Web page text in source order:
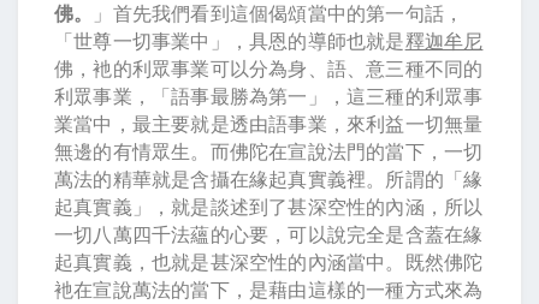
佛。
」首先我們看到這個偈頌當中的第一句話，
「世尊一切事業中」，具恩的導師也就是釋迦牟尼
佛，衪的利眾事業可以分為身、語、意三種不同的
利眾事業，「語事最勝為第一」，這三種的利眾事
業當中，最主要就是透由語事業，來利益一切無量
無邊的有情眾生。而佛陀在宣說法門的當下，一切
萬法的精華就是含攝在緣起真實義裡。所謂的「緣
起真實義」，就是談述到了甚深空性的內涵，所以
一切八萬四千法蘊的心要，可以說完全是含蓋在緣
起真實義，也就是甚深空性的內涵當中。既然佛陀
衪在宣說萬法的當下，是藉由這樣的一種方式來為